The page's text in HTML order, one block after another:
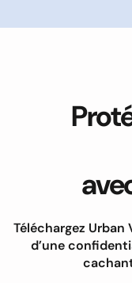
Téléchargez
d’une